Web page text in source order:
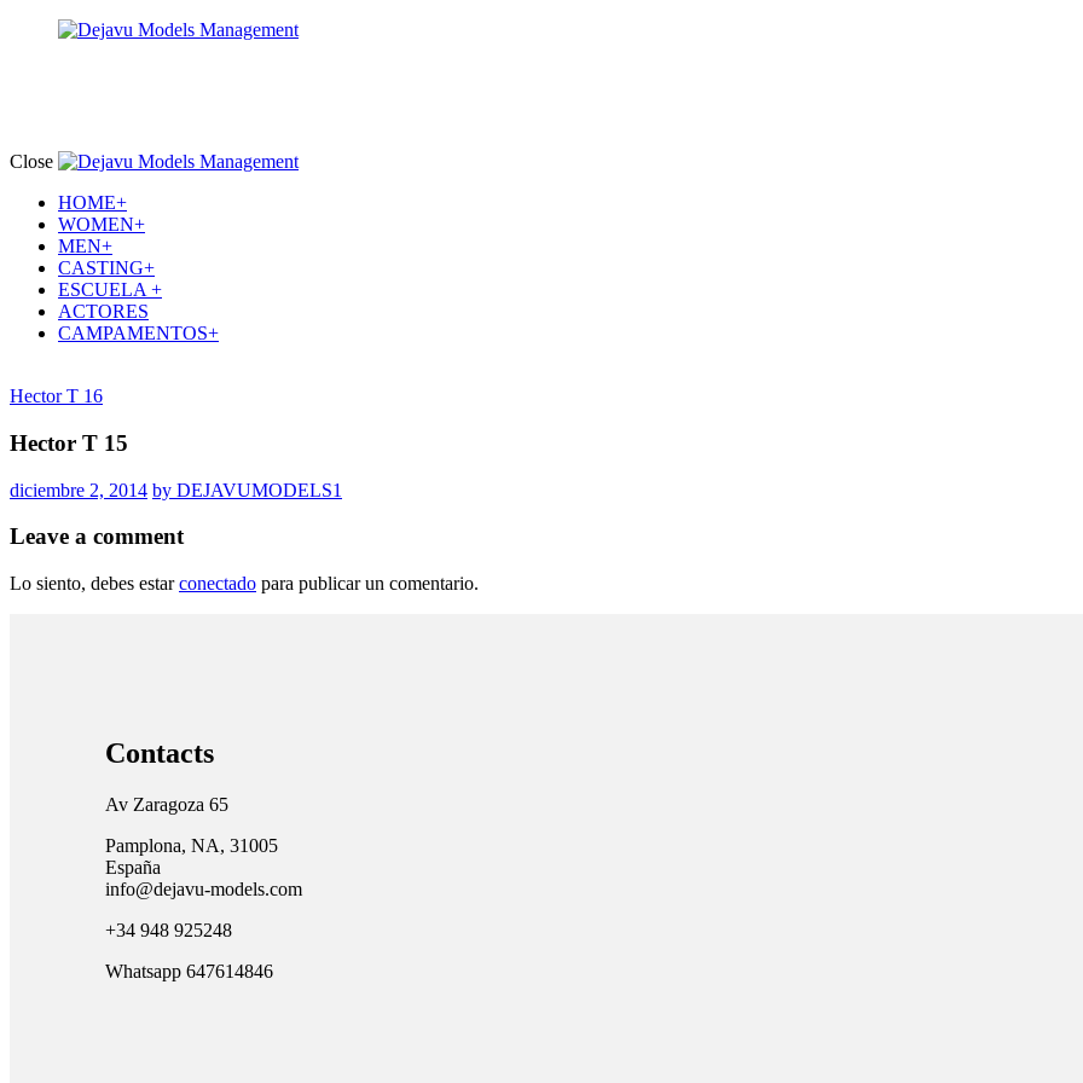
Close
HOME+
WOMEN+
MEN+
CASTING+
ESCUELA +
ACTORES
CAMPAMENTOS+
Hector T 16
Hector T 15
diciembre 2, 2014 by DEJAVUMODELS1
Leave a comment
Lo siento, debes estarconectado para publicar un comentario.
Contacts
Av Zaragoza 65
Pamplona, NA, 31005
España
info@dejavu-models.com
+34 948 925248
Whatsapp 647614846